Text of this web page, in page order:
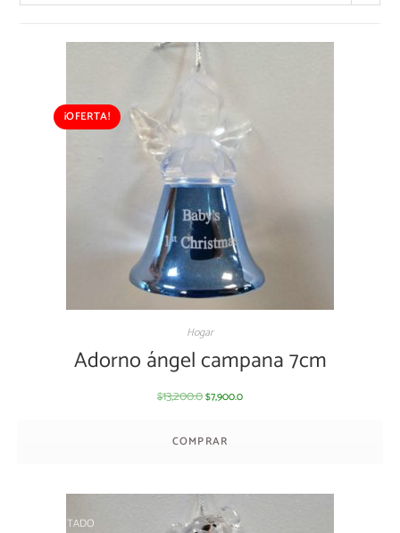
¡OFERTA!
Hogar
Adorno ángel campana 7cm
$13,200.0 $7,900.0
COMPRAR
AGOTADO